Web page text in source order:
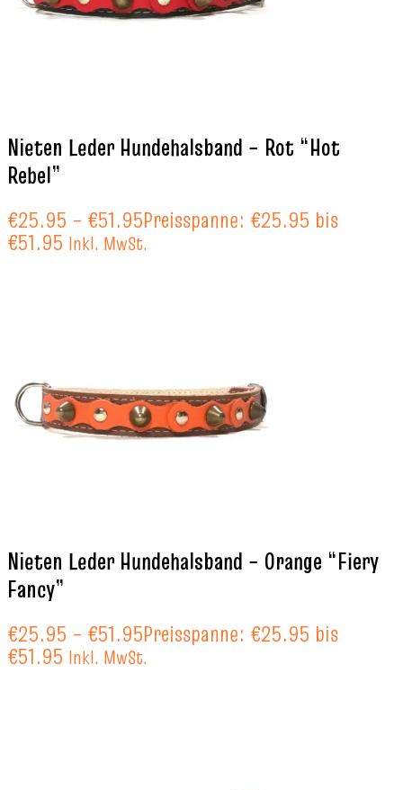
Nieten Leder Hundehalsband – Rot “Hot
Rebel”
€25.95 – €51.95Preisspanne: €25.95 bis
€51.95 Inkl. MwSt.
Nieten Leder Hundehalsband – Orange “Fiery
Fancy”
€25.95 – €51.95Preisspanne: €25.95 bis
€51.95 Inkl. MwSt.